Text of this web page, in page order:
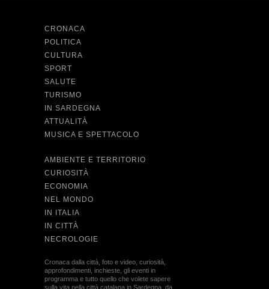
CRONACA
POLITICA
CULTURA
SPORT
SALUTE
TURISMO
IN SARDEGNA
ATTUALITÀ
MUSICA E SPETTACOLO
AMBIENTE E TERRITORIO
CURIOSITÀ
ECONOMIA
NEL MONDO
IN ITALIA
IN CITTÀ
NECROLOGIE
Cronaca dalla città, foto e video, curiosità,
approfondimenti, inchieste, gli eventi in
programma e tutto quello che volete sapere
sulla vita nella città catalana in Sardegna, da